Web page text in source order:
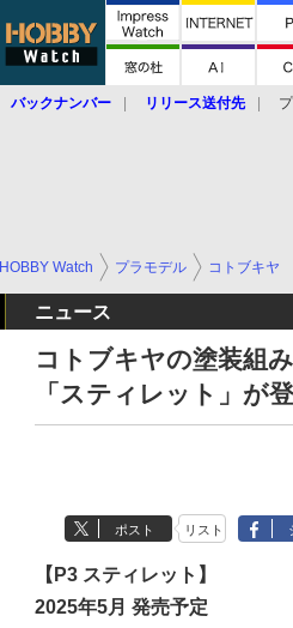
バックナンバー リリース送付先
HOBBY Watch プラモデル コトブキヤ
ニュース
コトブキヤの塗装組
「スティレット」が
ポスト リスト
【P3 スティレット】
2025年5月 発売予定